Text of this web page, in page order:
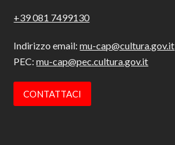
+39 081 7499130
Indirizzo email:mu-cap@cultura.gov.it
PEC:mu-cap@pec.cultura.gov.it
CONTATTACI